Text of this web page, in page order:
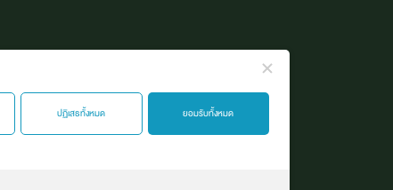
ปฏิเสธทั้งหมด ยอมรับทั้งหมด